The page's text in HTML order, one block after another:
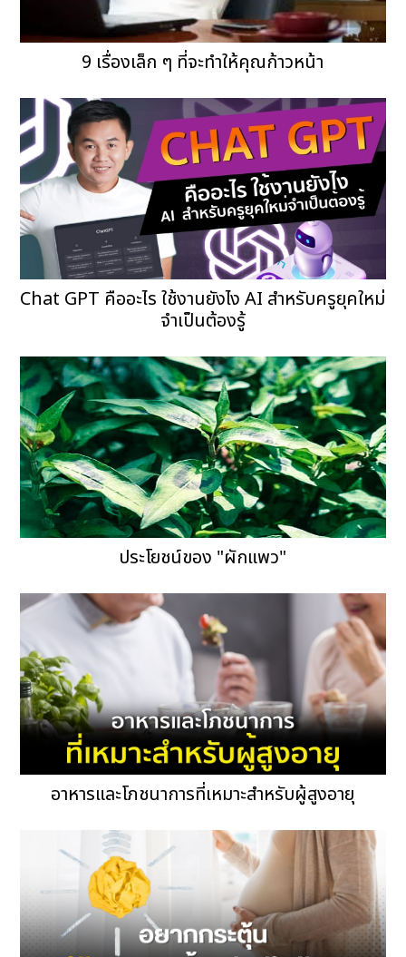
9 เรื่องเล็ก ๆ ที่จะทำให้คุณก้าวหน้า
Chat GPT คืออะไร ใช้งานยังไง AI สำหรับครูยุคใหม่
จำเป็นต้องรู้
ประโยชน์ของ "ผักแพว"
อาหารและโภชนาการที่เหมาะสำหรับผู้สูงอายุ